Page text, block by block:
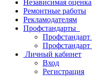
Независимая оценка
Ремонтные работы
Рекламодателям
Профстандарты
Личный кабинет
Вход
Регистрация